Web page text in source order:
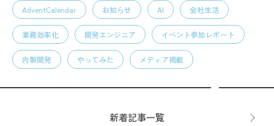
AdventCalendar お知らせ AI 会社生活
業務効率化 開発エンジニア イベント参加レポート
内製開発 やってみた メディア掲載
新着記事一覧